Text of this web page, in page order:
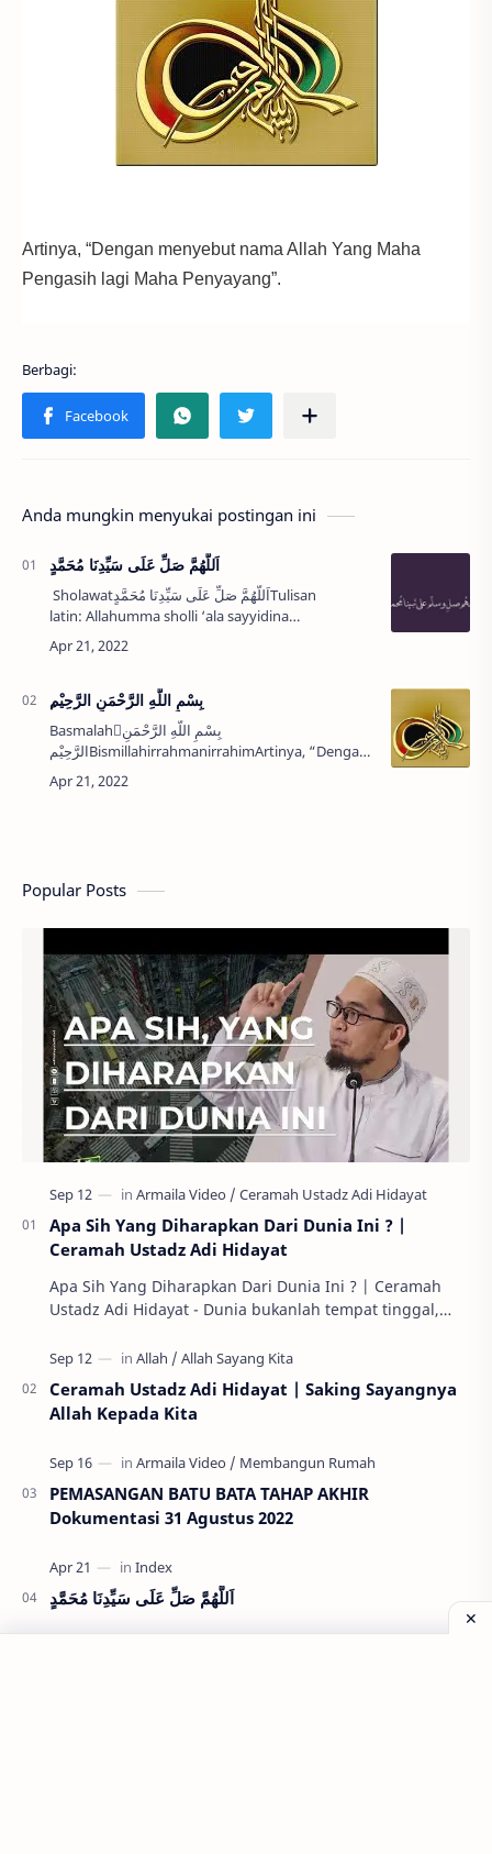
Artinya, “Dengan menyebut nama Allah Yang Maha
Pengasih lagi Maha Penyayang”.
Anda mungkin menyukai postingan ini
اَللَّهُمَّ صَلِّ عَلَى سَيِّدِنَا مُحَمَّدٍ
Sholawatاَللَّهُمَّ صَلِّ عَلَى سَيِّدِنَا مُحَمَّدٍTulisan
latin: Allahumma sholli ‘ala sayyidina
MuhammadArtinya: “Ya Allah, tambahkanlah
rahmat kepada baginda kami Mu…
ِبِسْمِ اللَّهِ الرَّحْمَنِ الرَّحِيْم
Basmalahِبِسْمِ اللَّهِ الرَّحْمَنِ
الرَّحِيْمBismillahirrahmanirrahimArtinya, “Dengan
menyebut nama Allah Yang Maha Pengasih lagi
Maha Penyayang”.…
Popular Posts
Apa Sih Yang Diharapkan Dari Dunia Ini ? |
Ceramah Ustadz Adi Hidayat
Apa Sih Yang Diharapkan Dari Dunia Ini ? | Ceramah
Ustadz Adi Hidayat - Dunia bukanlah tempat tinggal,
Ceramah Ustadz Adi Hidayat | Saking Sayangnya
Allah Kepada Kita
PEMASANGAN BATU BATA TAHAP AKHIR
Dokumentasi 31 Agustus 2022
اَللَّهُمَّ صَلِّ عَلَى سَيِّدِنَا مُحَمَّدٍ